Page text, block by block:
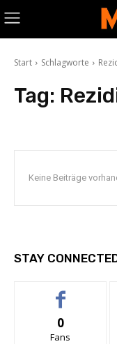
Start Schlagworte
Tag:
Keine Beiträge
STAY
0
Fans